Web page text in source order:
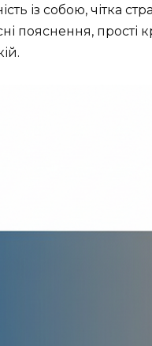
із собою, чітка
пояснення,